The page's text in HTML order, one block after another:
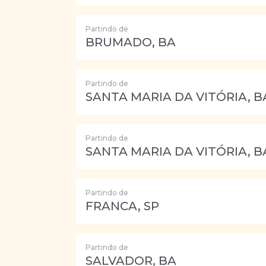
Partindo de
BRUMADO, BA
Partindo de
SANTA MARIA DA VITÓRIA,
Partindo de
SANTA MARIA DA VITÓRIA,
Partindo de
FRANCA, SP
Partindo de
SALVADOR, BA